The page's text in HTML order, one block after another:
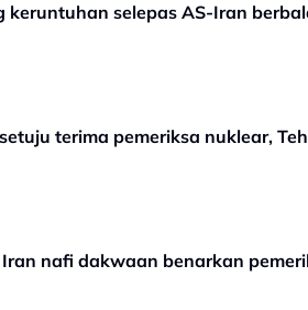
keruntuhan selepas AS-Iran
terima pemeriksa nuklear,
nafi dakwaan benarkan